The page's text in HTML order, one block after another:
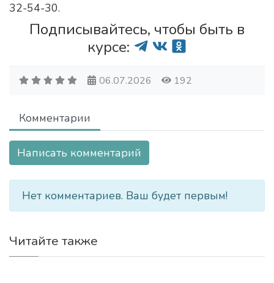
32-54-30.
Подписывайтесь, чтобы быть в
курсе:
06.07.2026 192
Комментарии
Написать комментарий
Нет комментариев. Ваш будет первым!
Читайте также